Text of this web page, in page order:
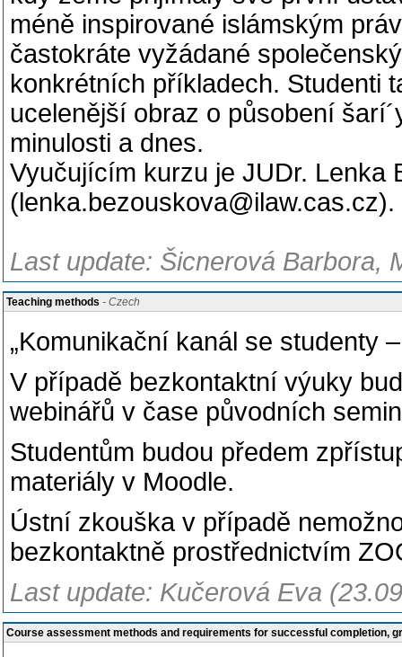
méně inspirované islámským
častokráte vyžádané
konkrétních příkladech. Studenti
ucelenější obraz o působení
minulosti a dnes.
Vyučujícím kurzu je JUDr. Lenka
(lenka.bezouskova@ilaw.cas.cz).
Last update: Šicnerová Barbora,
Teaching methods - Czech
„Komunikační kanál se studenty
V případě bezkontaktní výuky
webinářů v čase původních
Studentům budou předem
materiály v Moodle.
Ústní zkouška v případě
bezkontaktně prostřednictvím
Last update: Kučerová Eva
Course assessment methods and requirements for successful completion,